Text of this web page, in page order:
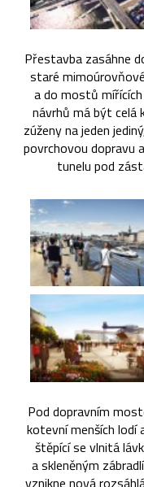
Přestavba zasáhne
staré
a do mostů
návrhů má být celá
zúženy na jeden
povrchovou dopravu
tunelu pod
Pod dopravním
kotevní menších lodí
štěpící se vlnitá
a skleněným
vznikne nová